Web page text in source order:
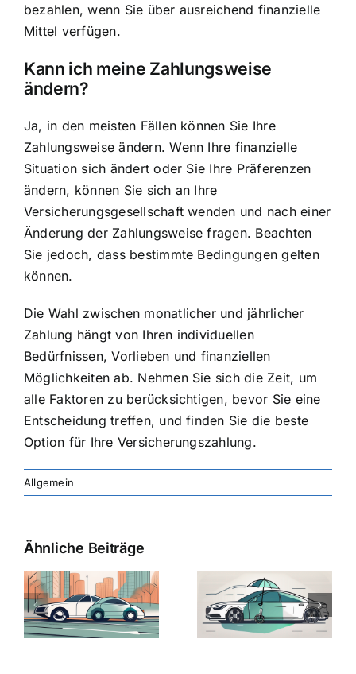
bezahlen, wenn Sie über ausreichend finanzielle
Mittel verfügen.
Kann ich meine Zahlungsweise
ändern?
Ja, in den meisten Fällen können Sie Ihre
Zahlungsweise ändern. Wenn Ihre finanzielle
Situation sich ändert oder Sie Ihre Präferenzen
ändern, können Sie sich an Ihre
Versicherungsgesellschaft wenden und nach einer
Änderung der Zahlungsweise fragen. Beachten
Sie jedoch, dass bestimmte Bedingungen gelten
können.
Die Wahl zwischen monatlicher und jährlicher
Zahlung hängt von Ihren individuellen
Bedürfnissen, Vorlieben und finanziellen
Möglichkeiten ab. Nehmen Sie sich die Zeit, um
alle Faktoren zu berücksichtigen, bevor Sie eine
Entscheidung treffen, und finden Sie die beste
Option für Ihre Versicherungszahlung.
Allgemein
Ähnliche Beiträge